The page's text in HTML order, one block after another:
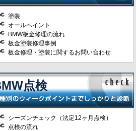
塗装
オールペイント
BMW板金修理の流れ
板金塗装修理事例
板金修理・塗装に関するお問い合わせ
点検
シーズンチェック（法定12ヶ月点検）
点検の流れ